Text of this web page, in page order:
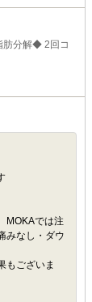
肪分解◆ 2回コ
MOKAでは注
みなし・ダウ
もございま